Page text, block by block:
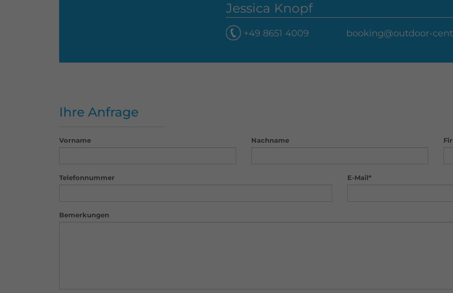
Jessica Knopf
+49 8651 4009 booking@outdoor-
Ihre Anfrage
Vorname Nachname
Telefonnummer E-Mail*
Bemerkungen